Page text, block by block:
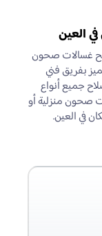
العين
غسالات صحون
بفريق فني
جميع أنواع
صحون منزلية أو
في العين.